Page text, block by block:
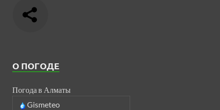
О ПОГОДЕ
Погода в Алматы
Gismeteo